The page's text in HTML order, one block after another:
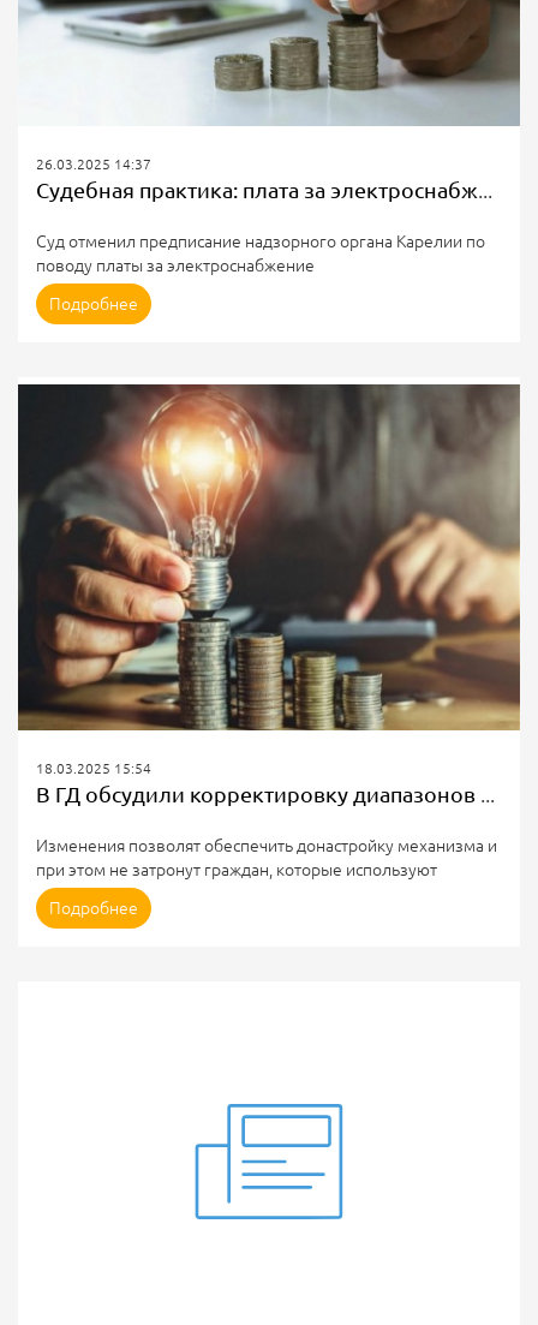
26.03.2025 14:37
Судебная практика: плата за электроснабжение
Суд отменил предписание надзорного органа Карелии по
поводу платы за электроснабжение
Причина: по мнению суда, РСО правильно начисляла плату
за электроснабжение, а требование надзорного органа о
строительному, жилищному и дорожному надзору (далее –
Комитет) выдал предписание АО “ТНС энерго Карелия”.
РСО начисляла плату за электроснабжение жильцам МКД
по ул. Карельская в г....
Подробнее
18.03.2025 15:54
В ГД обсудили корректировку диапазонов тарифов на электроэнергию для граждан
Изменения позволят обеспечить донастройку механизма и
при этом не затронут граждан, которые используют
электроэнергию для отопления жилых домов, сообщил
глава комитета Госдумы по энергетике Николай
Подробнее